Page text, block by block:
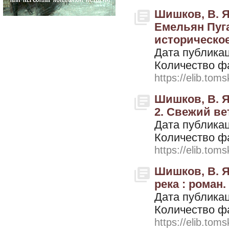
Шишков, В.
Емельян
Дата
Количество
https://
Шишков, В.
2. Свежий
Дата
Количество
https://
Шишков, В.
река :
Дата
Количество
https://